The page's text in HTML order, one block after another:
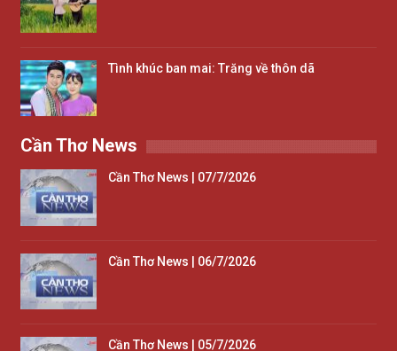
Tình khúc ban mai: Trăng về thôn dã
Cần Thơ News
Cần Thơ News | 07/7/2026
Cần Thơ News | 06/7/2026
Cần Thơ News | 05/7/2026